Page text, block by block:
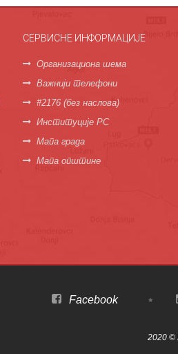
СЕРВИСНЕ ИНФОРМАЦИЈЕ
Организациона шема
Важнији телефони
#2176 (без наслова)
Институције РС
Мапа града
Мапа општине
Facebook
2020 ©